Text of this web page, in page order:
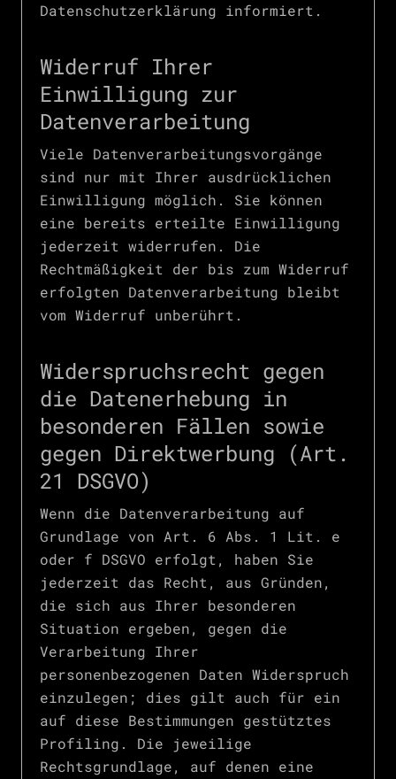
Datenschutzerklärung informiert.
Widerruf Ihrer
Einwilligung zur
Datenverarbeitung
Viele Datenverarbeitungsvorgänge
sind nur mit Ihrer ausdrücklichen
Einwilligung möglich. Sie können
eine bereits erteilte Einwilligung
jederzeit widerrufen. Die
Rechtmäßigkeit der bis zum Widerruf
erfolgten Datenverarbeitung bleibt
vom Widerruf unberührt.
Widerspruchsrecht gegen
die Datenerhebung in
besonderen Fällen sowie
gegen Direktwerbung (Art.
21 DSGVO)
Wenn die Datenverarbeitung auf
Grundlage von Art. 6 Abs. 1 Lit. e
oder f DSGVO erfolgt, haben Sie
jederzeit das Recht, aus Gründen,
die sich aus Ihrer besonderen
Situation ergeben, gegen die
Verarbeitung Ihrer
personenbezogenen Daten Widerspruch
einzulegen; dies gilt auch für ein
auf diese Bestimmungen gestütztes
Profiling. Die jeweilige
Rechtsgrundlage, auf denen eine